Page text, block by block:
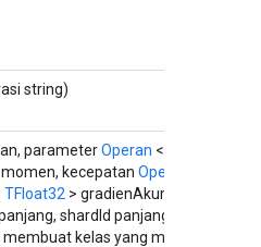
string)
parameterOperan <
momen, kecepatan Operan
TFloat32 > gradienAkumulator,
shardId panjang,
kelas yang membungkus